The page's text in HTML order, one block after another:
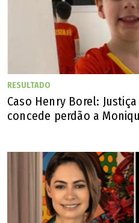
RESULTADO
Caso Henry Borel:
concede perdão a